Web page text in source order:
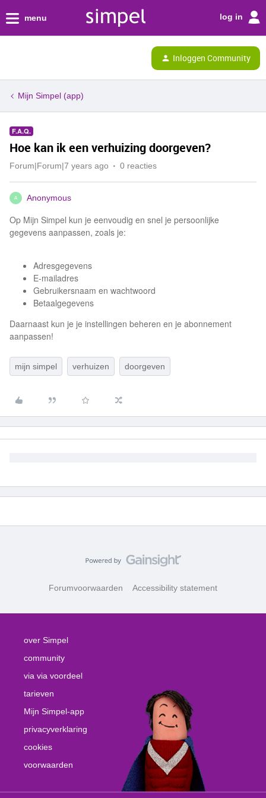
menu log in
Inloggen Community
Mijn Simpel (app)
F.A.Q.
Hoe kan ik een verhuizing doorgeven?
Forum|Forum|7 years ago 0 reacties
A Anonymous
Op Mijn Simpel kun je eenvoudig en snel je persoonlijke
gegevens aanpassen, zoals je:
Adresgegevens
E-mailadres
Gebruikersnaam en wachtwoord
Betaalgegevens
Daarnaast kun je je instellingen beheren en je abonnement
aanpassen!
mijn simpel verhuizen doorgeven
Forumvoorwaarden Accessibility statement
over Simpel
community
via via voordeel
tarieven
Mijn Simpel-app
privacyverklaring
cookies
voorwaarden